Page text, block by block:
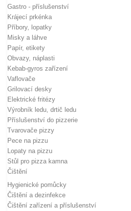
Gastro - příslušenství
Krájecí prkénka
Příbory, lopatky
Misky a láhve
Papír, etikety
Obvazy, náplasti
Kebab-gyros zařízení
Vaflovače
Grilovací desky
Elektrické fritézy
Výrobník ledu, drtič ledu
Příslušenství do pizzerie
Tvarovače pizzy
Pece na pizzu
Lopaty na pizzu
Stůl pro pizza kamna
Čištění
Hygienické pomůcky
Čištění a dezinfekce
Čištění zařízení a příslušenství